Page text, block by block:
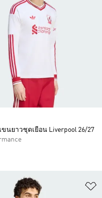
นยาวชุดเยือน Liverpool 26/27
รสินค้าโปรด